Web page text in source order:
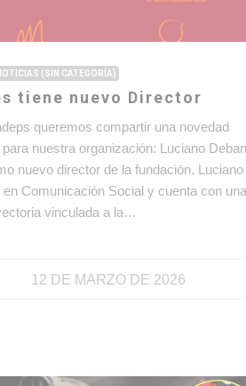
(SIN CATEGORÍA)
tiene nuevo Director
queremos compartir una novedad
nuestra organización: Luciano
nuevo director de la fundación.
en Comunicación Social y cuenta con
vinculada a la…
12 DE MARZO DE 2026